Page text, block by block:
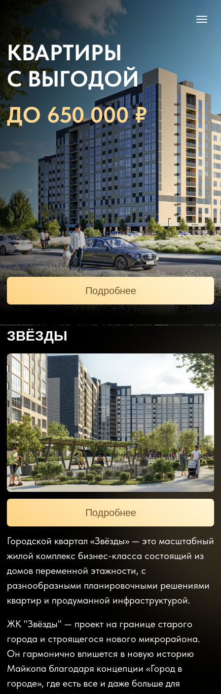
Подробнее
ДО 650 000 ₽
КВАРТИРЫ
С ВЫГОДОЙ
ЗВЁЗДЫ
Городской квартал «Звёзды» — это масштабный
жилой комплекс бизнес-класса состоящий из
домов переменной этажности, с
разнообразными планировочными решениями
квартир и продуманной инфраструктурой.
ЖК "Звёзды" — проект на границе старого
города и строящегося нового микрорайона.
Он гармонично впишется в новую историю
Майкопа благодаря концепции «Город в
городе», где есть все и даже больше для
комфортной и благополучной жизни.
Паркинг
Подробнее
Широкие дворы
Двор без машин
Найдите свою идеальную
квартиру
Узнать подробнее
Нажимая на кнопку «Узнать подробнее», вы даете